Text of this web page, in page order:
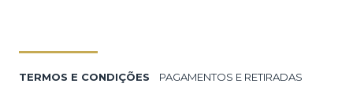
TERMOS E CONDIÇÕES PAGAMENTOS E RETIRADAS